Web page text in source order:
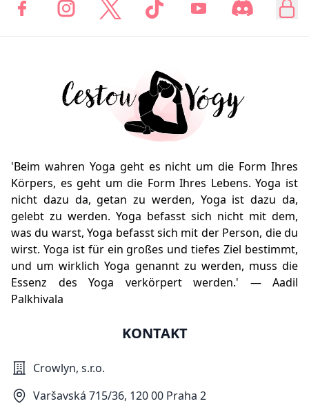
'Beim wahren Yoga geht es nicht um die Form Ihres
Körpers, es geht um die Form Ihres Lebens. Yoga ist
nicht dazu da, getan zu werden, Yoga ist dazu da,
gelebt zu werden. Yoga befasst sich nicht mit dem,
was du warst, Yoga befasst sich mit der Person, die du
wirst. Yoga ist für ein großes und tiefes Ziel bestimmt,
und um wirklich Yoga genannt zu werden, muss die
Essenz des Yoga verkörpert werden.' — Aadil
Palkhivala
KONTAKT
Crowlyn, s.r.o.
Varšavská 715/36, 120 00 Praha 2